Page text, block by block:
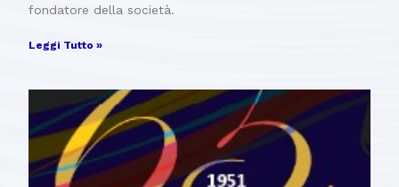
fondatore della società.
Leggi Tutto »